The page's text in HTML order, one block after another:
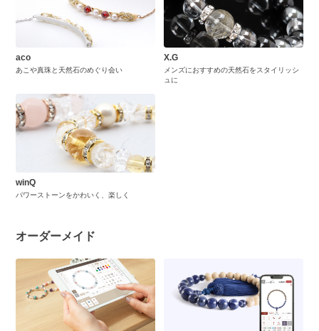
aco
あこや真珠と天然石のめぐり会い
X.G
メンズにおすすめの天然石をスタイリッシ
ュに
winQ
パワーストーンをかわいく、楽しく
オーダーメイド